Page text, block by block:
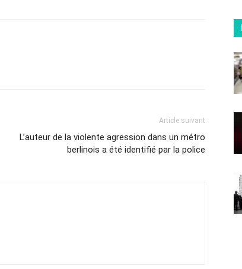
Article suivant
L’auteur de la violente agression dans un métro
berlinois a été identifié par la police